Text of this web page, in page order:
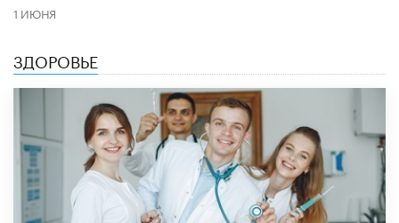
1 ИЮНЯ
ЗДОРОВЬЕ